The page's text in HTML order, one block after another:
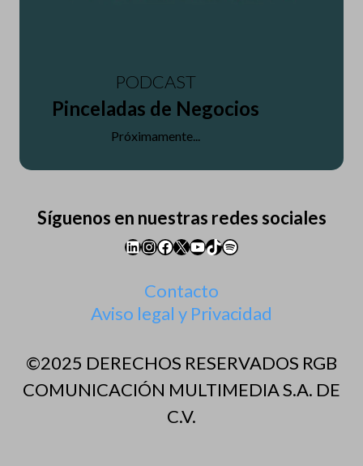
PODCAST
Pinceladas de Negocios
Próximamente...
Síguenos en nuestras redes sociales
LinkedIn
Instagram
Facebook
X YouTube
TikTok
Spotify
Contacto
Aviso legal y Privacidad
©2025 DERECHOS RESERVADOS RGB
COMUNICACIÓN MULTIMEDIA S.A. DE
C.V.